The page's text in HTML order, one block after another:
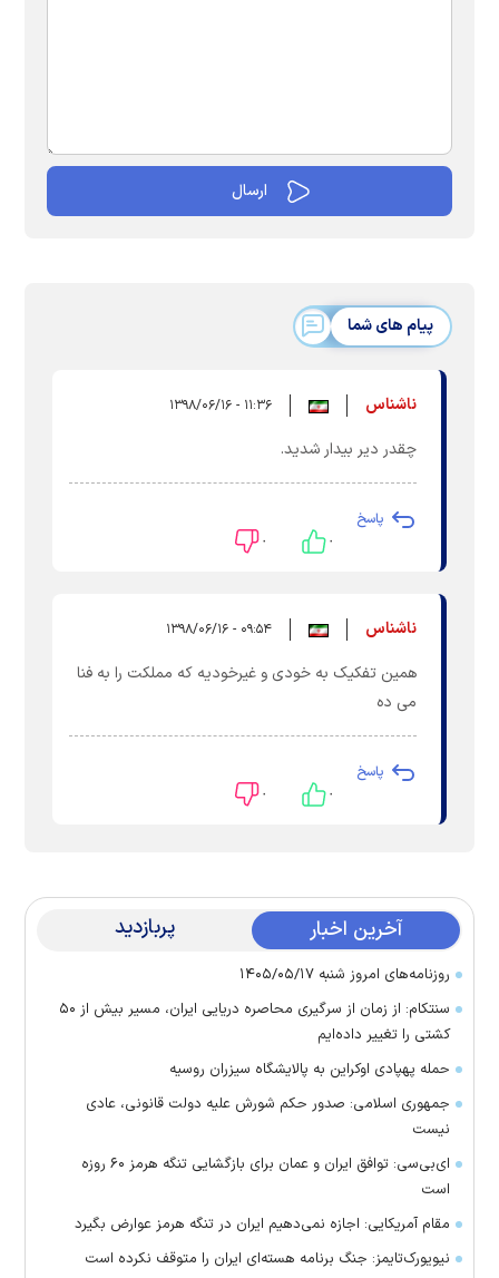
پیام های شما
ناشناس ۱۱:۳۶ - ۱۳۹۸/۰۶/۱۶
چقدر دیر بیدار شدید.
پاسخ
۰ ۰
ناشناس ۰۹:۵۴ - ۱۳۹۸/۰۶/۱۶
همین تفکیک به خودی و غیرخودیه که مملکت را به فنا
می ده
پاسخ
۰ ۰
آخرین اخبار پربازدید
روزنامه‌های امروز شنبه ۱۴۰۵/۰۵/۱۷
سنتکام: از زمان از سرگیری محاصره دریایی ایران، مسیر بیش از ۵۰
کشتی را تغییر داده‌ایم
حمله پهپادی اوکراین به پالایشگاه سیزران روسیه
جمهوری اسلامی: صدور حکم شورش علیه دولت قانونی، عادی
نیست
ای‌بی‌سی: توافق ایران و عمان برای بازگشایی تنگه هرمز ۶۰ روزه
است
مقام آمریکایی: اجازه نمی‌دهیم ایران در تنگه هرمز عوارض بگیرد
نیویورک‌تایمز: جنگ برنامه هسته‌ای ایران را متوقف نکرده است